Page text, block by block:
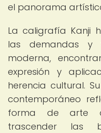
el panorama
La caligrafía Kanji
las demandas y
moderna,
expresión y
herencia cultural.
contemporáneo
forma de arte
trascender las